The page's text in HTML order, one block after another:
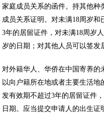
家庭成员关系的函件。持其他种
成员关系证明。对未满18周岁
3年的居留证件，对未满18周岁
岁的日期；对其他人员可以签发
对外籍华人、华侨在中国寄养的
以向户籍所在地或者主要生活
发有效期不超过3年的居留证件
日期。应当提交申请人的出生